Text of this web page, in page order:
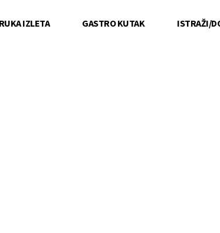
IZLETA GASTRO KUTAK ISTRAŽI/